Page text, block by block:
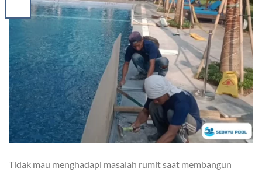
Tidak mau menghadapi masalah rumit saat membangun